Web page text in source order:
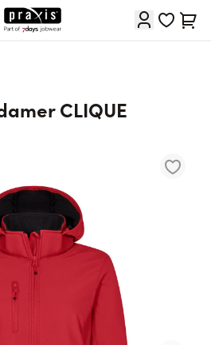
Cart
CLIQUE